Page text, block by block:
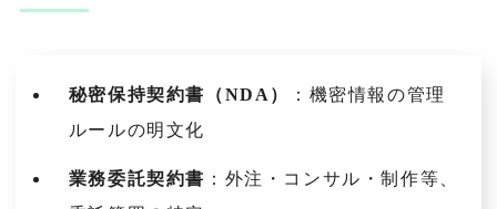
秘密保持契約書（NDA）
：機密情報の管理
ルールの明文化
業務委託契約書 ：外注・コンサル・制作等、